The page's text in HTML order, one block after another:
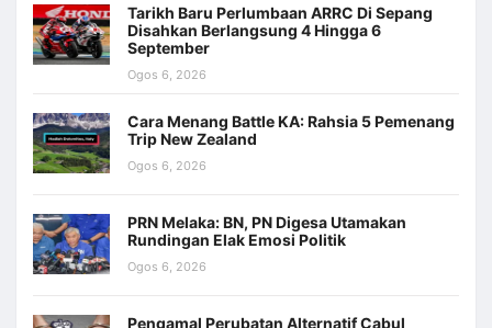
Tarikh Baru Perlumbaan ARRC Di Sepang
Disahkan Berlangsung 4 Hingga 6
September
Ogos 6, 2026
Cara Menang Battle KA: Rahsia 5 Pemenang
Trip New Zealand
Ogos 6, 2026
PRN Melaka: BN, PN Digesa Utamakan
Rundingan Elak Emosi Politik
Ogos 6, 2026
Pengamal Perubatan Alternatif Cabul